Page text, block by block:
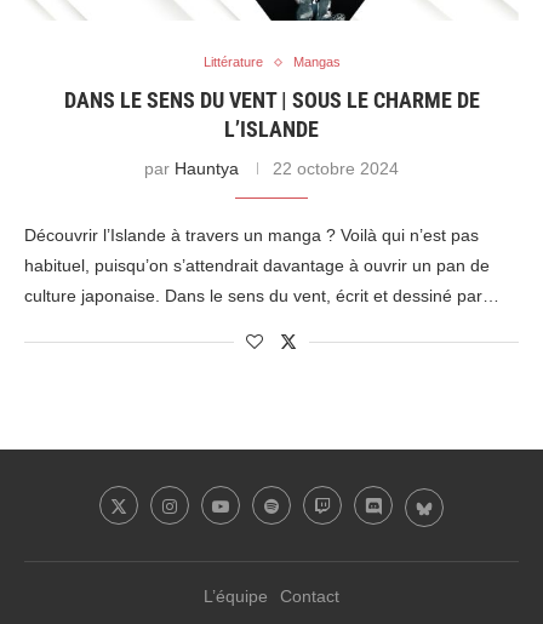
Littérature Mangas
DANS LE SENS DU VENT | SOUS LE CHARME DE
L’ISLANDE
par Hauntya 22 octobre 2024
Découvrir l’Islande à travers un manga ? Voilà qui n’est pas
habituel, puisqu’on s’attendrait davantage à ouvrir un pan de
culture japonaise. Dans le sens du vent, écrit et dessiné par…
L’équipe Contact